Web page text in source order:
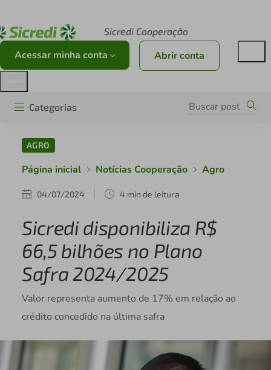
Sicredi Cooperação
Acessar minha conta Abrir conta
Categorias
AGRO
Página inicial Notícias Cooperação Agro
04/07/2024 4 min de leitura
Sicredi disponibiliza R$
66,5 bilhões no Plano
Safra 2024/2025
Valor representa aumento de 17% em relação ao
crédito concedido na última safra